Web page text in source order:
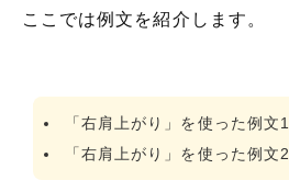
ここでは例文を紹介します。
「右肩上がり」を使った例文1
「右肩上がり」を使った例文2